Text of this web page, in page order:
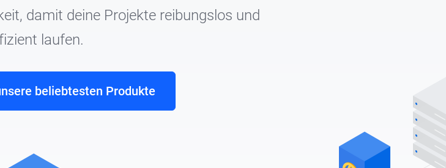
damit deine Projekte reibungslos und
laufen.
beliebtesten Produkte